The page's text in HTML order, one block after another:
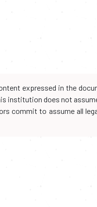
expressed in the
institution does not
commit to assume all